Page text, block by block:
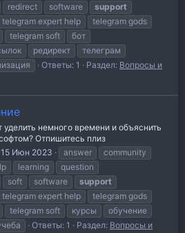
redirect software
support
telegram expert help
telegram gods
telegram soft
бот
редирект
телеграм
Ответы: 1 Раздел: Вопросы и
немного времени и объяснить
Отпишитесь плиз
15 Июн 2023 answer
community
learning
question
soft software
support
telegram expert help
telegram gods
telegram soft курсы
обучение
Ответы: 1 Раздел: Вопросы и